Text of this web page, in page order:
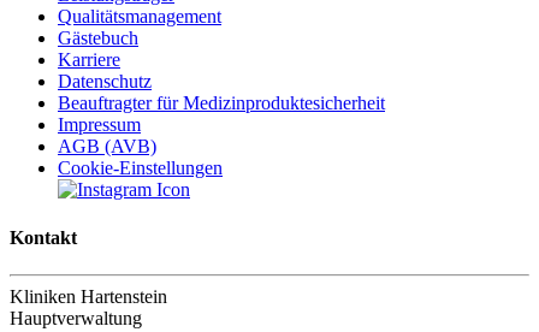
Qualitätsmanagement
Gästebuch
Karriere
Datenschutz
Beauftragter für Medizinproduktesicherheit
Impressum
AGB (AVB)
Cookie-Einstellungen
Kontakt
Kliniken Hartenstein
Hauptverwaltung